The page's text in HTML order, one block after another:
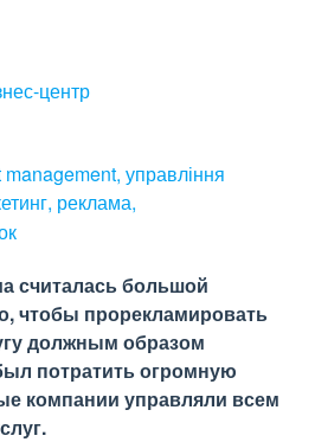
центр
управління
реклама,
считалась большой
чтобы прорекламировать
должным образом
потратить огромную
компании управляли всем